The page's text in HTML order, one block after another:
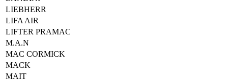
LIEBHERR
LIFA AIR
LIFTER PRAMAC
M.A.N
MAC CORMICK
MACK
MAIT